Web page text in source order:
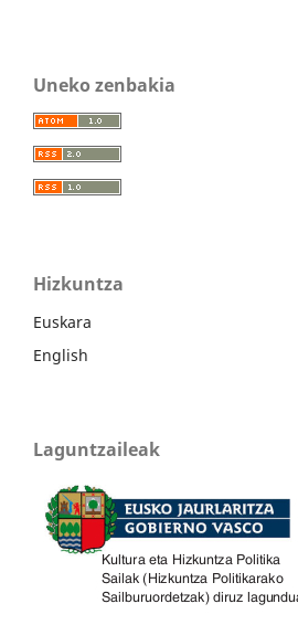
Uneko zenbakia
Hizkuntza
Euskara
English
Laguntzaileak